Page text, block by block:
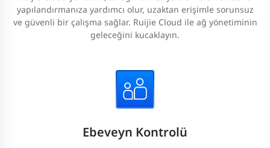
yapılandırmanıza yardımcı olur, uzaktan erişimle sorunsuz
ve güvenli bir çalışma sağlar. Ruijie Cloud ile ağ yönetiminin
geleceğini kucaklayın.
Ebeveyn Kontrolü